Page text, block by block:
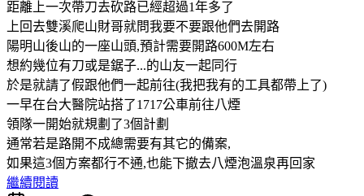
距離上一次帶刀去砍路已經超過1年多了
上回去雙溪爬山財哥就問我要不要跟他們去開路
陽明山後山的一座山頭,預計需要開路600M左右
想約幾位有刀或是鋸子...的山友一起同行
於是就請了假跟他們一起前往(我把我有的工具都帶上了)
一早在台大醫院站搭了1717公車前往八煙
領隊一開始就規劃了3個計劃
通常若是路開不成總需要有其它的備案,
如果這3個方案都行不通,也能下撤去八煙泡溫泉再回家
繼續閱讀